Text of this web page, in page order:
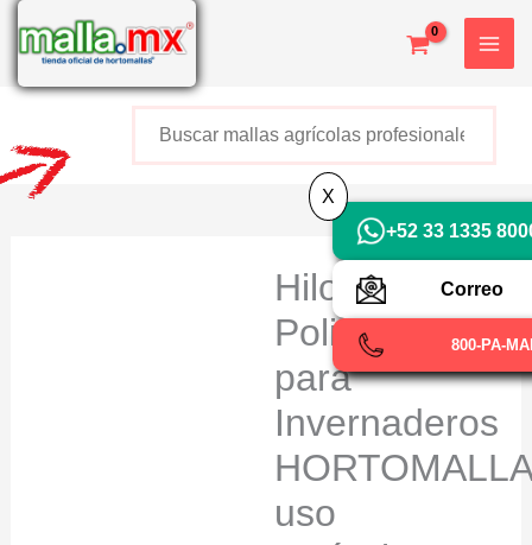
contenido
Hilo de
Poliamida
para
Invernaderos
uso
+52 800 726 2552
+52 33 1335
Correo
800-PA-
X